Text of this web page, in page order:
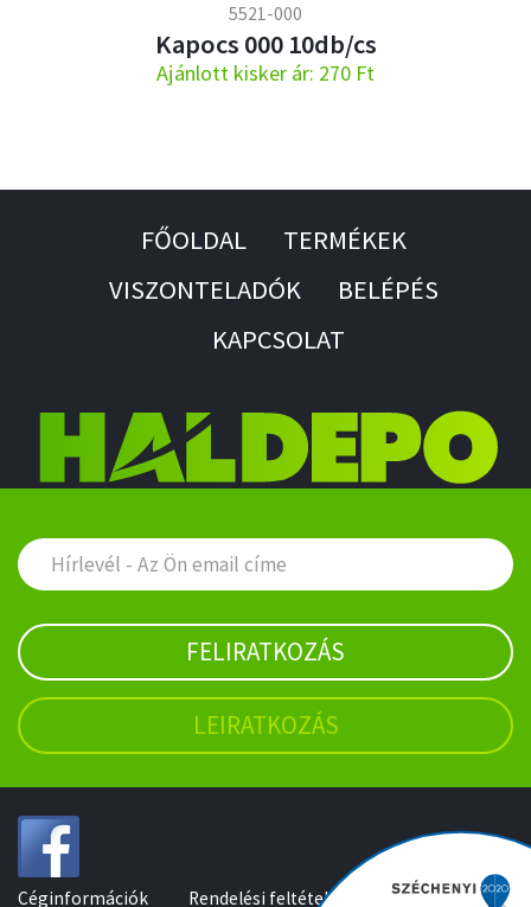
5521-000
Kapocs 000 10db/cs
Ajánlott kisker ár: 270 Ft
FŐOLDAL
TERMÉKEK
VISZONTELADÓK
BELÉPÉS
KAPCSOLAT
FELIRATKOZÁS
LEIRATKOZÁS
Céginformációk Rendelési feltételek